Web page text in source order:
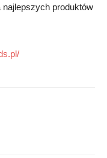
najlepszych produktów